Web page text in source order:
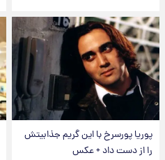
پوریا پورسرخ با این گریم جذابیتش
را از دست داد + عکس